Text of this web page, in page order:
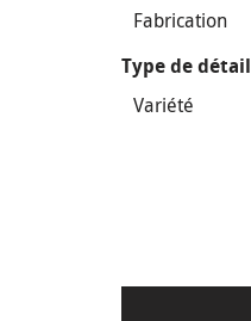
Fabrication
Type de détail
Variété